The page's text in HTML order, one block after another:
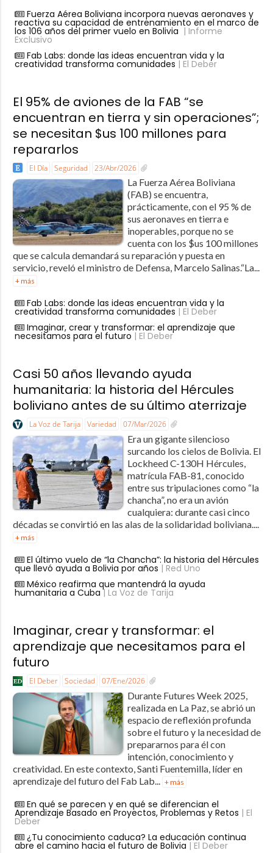
Fuerza Aérea Boliviana incorpora nuevas aeronaves y
reactiva su capacidad de entrenamiento en el marco de
los 106 años del primer vuelo en Bolivia | Informe
Exclusivo
Fab Labs: donde las ideas encuentran vida y la
creatividad transforma comunidades | El Deber
El 95% de aviones de la FAB “se
encuentran en tierra y sin operaciones”;
se necesitan $us 100 millones para
repararlos
El Día Seguridad 23/Abr/2026
La Fuerza Aérea Boliviana
(FAB) se encuentra,
prácticamente, con el 95 % de
sus aeronaves en tierra e
inoperables, porque no se
cuenta con los $us 100 millones
que se calcula demandará su reparación y puesta en
servicio, reveló el ministro de Defensa, Marcelo Salinas.“La...
+ más
Fab Labs: donde las ideas encuentran vida y la
creatividad transforma comunidades | El Deber
Imaginar, crear y transformar: el aprendizaje que
necesitamos para el futuro | El Deber
Casi 50 años llevando ayuda
humanitaria: la historia del Hércules
boliviano antes de su último aterrizaje
La Voz de Tarija Variedad 07/Mar/2026
Era un gigante silencioso
surcando los cielos de Bolivia. El
Lockheed C-130H Hércules,
matrícula FAB-81, conocido
entre sus tripulaciones como “la
chancha”, no era un avión
cualquiera: durante casi cinco
décadas se convirtió en las alas de la solidaridad boliviana....
+ más
El último vuelo de “la Chancha”: la historia del Hércules
que llevó ayuda a Bolivia por años | Red Uno
México reafirma que mantendrá la ayuda
humanitaria a Cuba | La Voz de Tarija
Imaginar, crear y transformar: el
aprendizaje que necesitamos para el
futuro
El Deber Sociedad 07/Ene/2026
Durante Futures Week 2025,
realizada en La Paz, se abrió un
espacio de reflexión profunda
sobre el futuro y la necesidad de
prepararnos para él con
intención, conocimiento y
creatividad. En este contexto, Santi Fuentemilla, líder en
aprendizaje del futuro del Fab Lab... + más
En qué se parecen y en qué se diferencian el
Aprendizaje Basado en Proyectos, Problemas y Retos | El
Deber
¿Tu conocimiento caduca? La educación continua
abre el camino hacia el futuro de Bolivia | El Deber